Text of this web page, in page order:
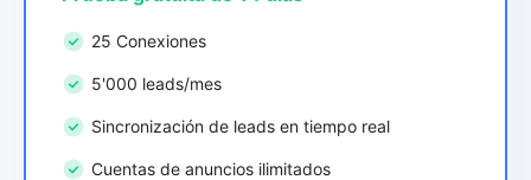
25 Conexiones
5'000 leads/mes
Sincronización de leads en tiempo real
Cuentas de anuncios ilimitados